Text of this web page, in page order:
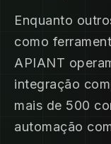
Enquanto
como
APIANT
integração
mais de 500
automação